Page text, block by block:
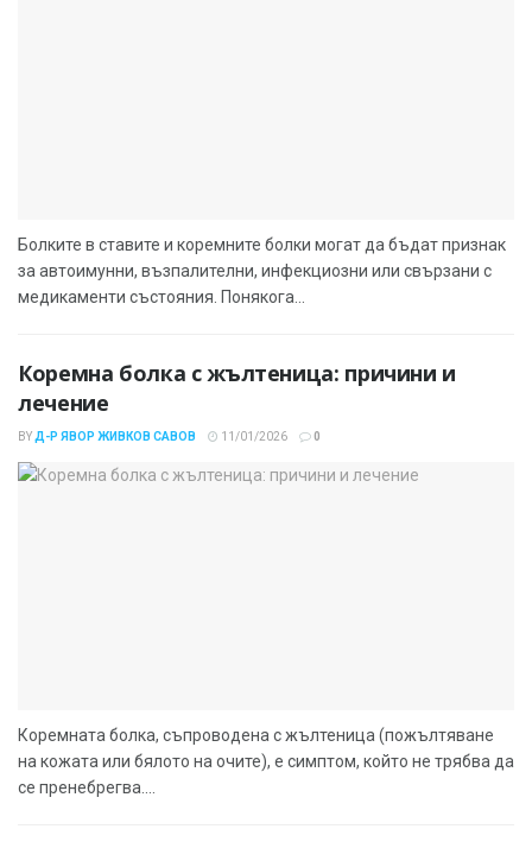
Болките в ставите и коремните болки могат да бъдат признак
за автоимунни, възпалителни, инфекциозни или свързани с
медикаменти състояния. Понякога...
Коремна болка с жълтеница: причини и
лечение
BY Д-Р ЯВОР ЖИВКОВ САВОВ 11/01/2026 0
Коремната болка, съпроводена с жълтеница (пожълтяване
на кожата или бялото на очите), е симптом, който не трябва да
се пренебрегва....